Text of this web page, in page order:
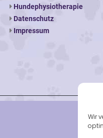
Wir
Hundephysiotherapie
Datenschutz
Impressum